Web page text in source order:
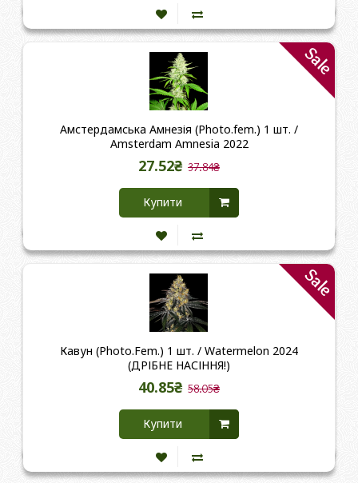
Sale
Амстердамська Амнезія (Photo.fem.) 1 шт. /
Amsterdam Amnesia 2022
27.52₴ 37.84₴
Купити
Sale
Кавун (Photo.Fem.) 1 шт. / Watermelon 2024
(ДРІБНЕ НАСІННЯ!)
40.85₴ 58.05₴
Купити